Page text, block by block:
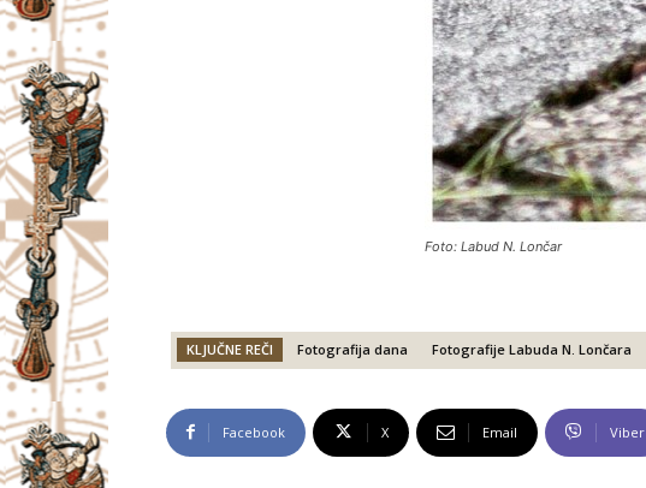
Foto: Labud N. Lončar
KLJUČNE REČI Fotografija dana Fotografije Labuda N. Lončara
Facebook X Email Viber